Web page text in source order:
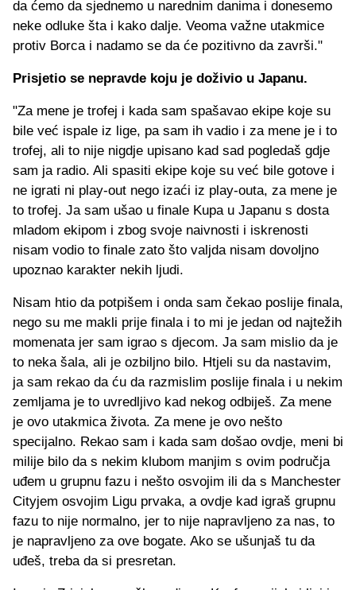
da ćemo da sjednemo u narednim danima i donesemo
neke odluke šta i kako dalje. Veoma važne utakmice
protiv Borca i nadamo se da će pozitivno da završi."
Prisjetio se nepravde koju je doživio u Japanu.
"Za mene je trofej i kada sam spašavao ekipe koje su
bile već ispale iz lige, pa sam ih vadio i za mene je i to
trofej, ali to nije nigdje upisano kad sad pogledaš gdje
sam ja radio. Ali spasiti ekipe koje su već bile gotove i
ne igrati ni play-out nego izaći iz play-outa, za mene je
to trofej. Ja sam ušao u finale Kupa u Japanu s dosta
mladom ekipom i zbog svoje naivnosti i iskrenosti
nisam vodio to finale zato što valjda nisam dovoljno
upoznao karakter nekih ljudi.
Nisam htio da potpišem i onda sam čekao poslije finala,
nego su me makli prije finala i to mi je jedan od najtežih
momenata jer sam igrao s djecom. Ja sam mislio da je
to neka šala, ali je ozbiljno bilo. Htjeli su da nastavim,
ja sam rekao da ću da razmislim poslije finala i u nekim
zemljama je to uvredljivo kad nekog odbiješ. Za mene
je ovo utakmica života. Za mene je ovo nešto
specijalno. Rekao sam i kada sam došao ovdje, meni bi
milije bilo da s nekim klubom manjim s ovim područja
uđem u grupnu fazu i nešto osvojim ili da s Manchester
Cityjem osvojim Ligu prvaka, a ovdje kad igraš grupnu
fazu to nije normalno, jer to nije napravljeno za nas, to
je napravljeno za ove bogate. Ako se ušunjaš tu da
uđeš, treba da si presretan.